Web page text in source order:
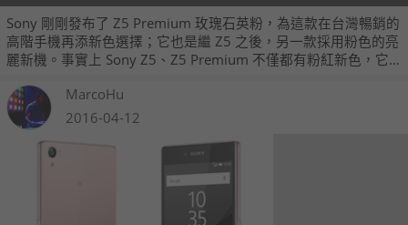
Sony 剛剛發布了 Z5 Premium 玫瑰石英粉，為這款在台灣暢銷的
高階手機再添新色選擇；它也是繼 Z5 之後，另一款採用粉色的亮
麗新機。事實上 Sony Z5、Z5 Premium 不僅都有粉紅新色，它
Android 高階手機銷售第一名寶座。
MarcoHu
2016-04-12